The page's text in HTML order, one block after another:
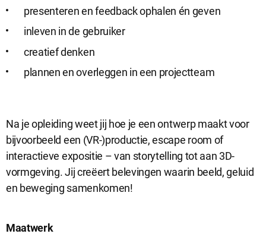
presenteren en feedback ophalen én geven
inleven in de gebruiker
creatief denken
plannen en overleggen in een projectteam
Na je opleiding weet jij hoe je een ontwerp maakt voor
bijvoorbeeld een (VR-)productie, escape room of
interactieve expositie – van storytelling tot aan 3D-
vormgeving. Jij creëert belevingen waarin beeld, geluid
en beweging samenkomen!
Maatwerk